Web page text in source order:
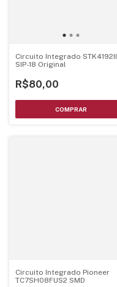
Circuito Integrado STK4192II
SIP-18 Original
R$80,00
Circuito Integrado Pioneer
TC7SH08FUS2 SMD